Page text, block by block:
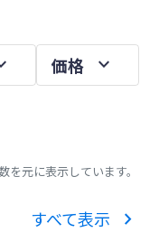
価格 expand_more
元に表示しています。
すべて表示 chevron_right